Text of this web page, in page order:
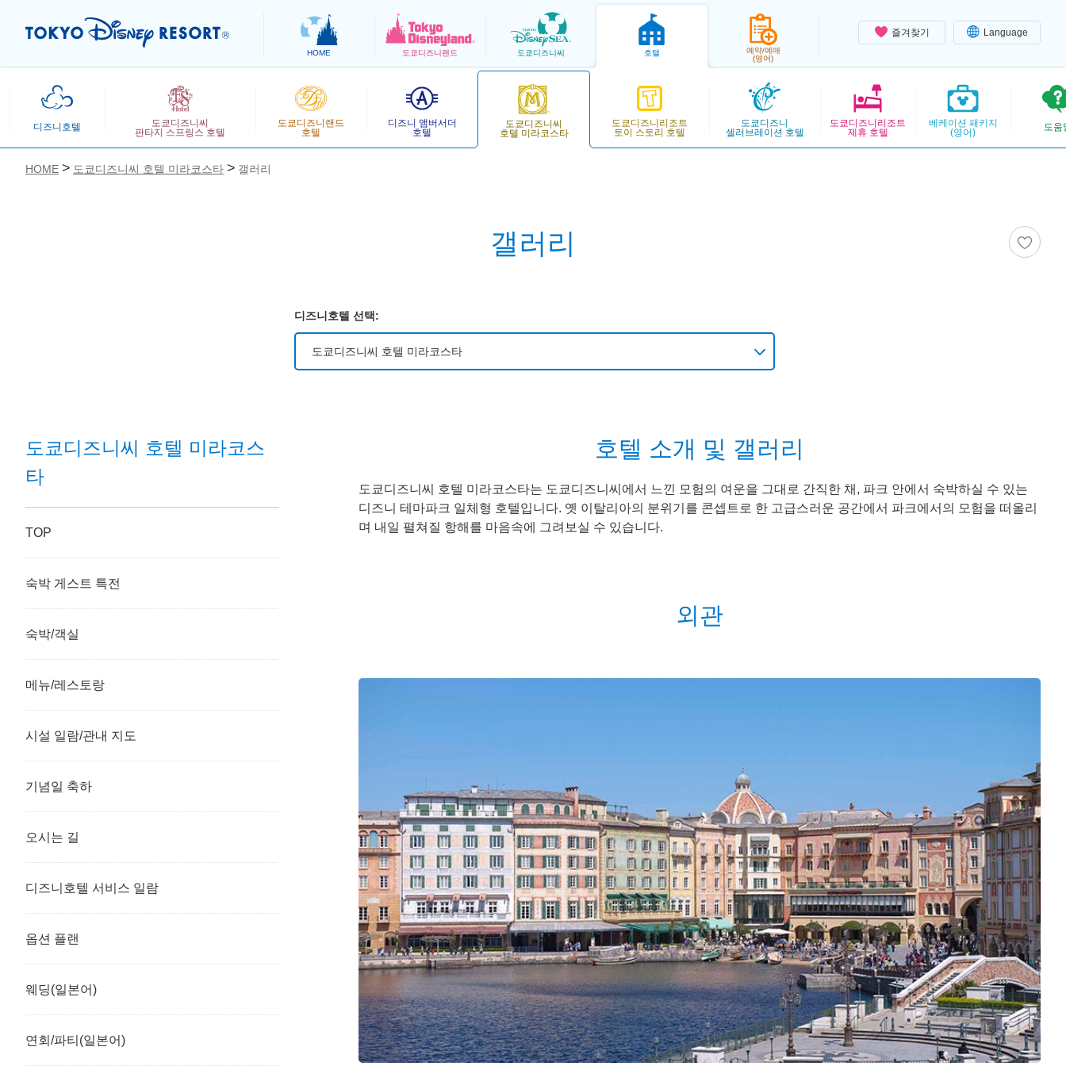
즐겨찾기 Language
HOME 도쿄디즈니랜드 도쿄디즈니씨 호텔
예약/예매
(영어)
디즈니호텔
도쿄디즈니씨
판타지 스프링스 호텔
도쿄디즈니랜드
호텔
디즈니 앰버서더
호텔
도쿄디즈니씨
호텔 미라코스타
도쿄디즈니리조트
토이 스토리 호텔
도쿄디즈니
셀러브레이션 호텔
도쿄디즈니리조트
제휴 호텔
베케이션 패키지
(영어)
도움
HOME 도쿄디즈니씨 호텔 미라코스타 갤러리
갤러리
디즈니호텔 선택:
도쿄디즈니씨 호텔 미라코스타
디즈니 앰버서더 호텔
호텔 소개 및 갤러리
도쿄디즈니씨 호텔 미라코스타는 도쿄디즈니씨에서 느낀 모험의 여운을 그대로 간직한 채, 파크 안에서 숙박하실 수 있는
디즈니 테마파크 일체형 호텔입니다. 옛 이탈리아의 분위기를 콘셉트로 한 고급스러운 공간에서 파크에서의 모험을 떠올리
며 내일 펼쳐질 항해를 마음속에 그려보실 수 있습니다.
외관
도쿄디즈니씨 호텔 미라코스
타
TOP
숙박 게스트 특전
숙박/객실
메뉴/레스토랑
시설 일람/관내 지도
기념일 축하
오시는 길
디즈니호텔 서비스 일람
옵션 플랜
웨딩(일본어)
연회/파티(일본어)